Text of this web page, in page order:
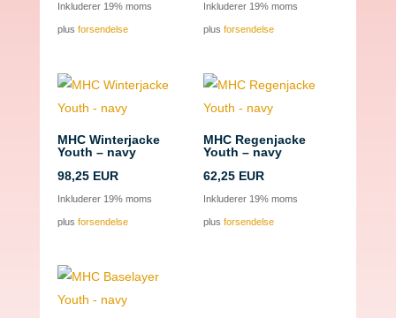
Inkluderer 19% moms
plus forsendelse
Inkluderer 19% moms
plusforsendelse
MHC Winterjacke
Youth – navy
98,25EUR
Inkluderer 19% moms
plus forsendelse
MHC Regenjacke
Youth – navy
62,25 EUR
Inkluderer 19% moms
plusforsendelse